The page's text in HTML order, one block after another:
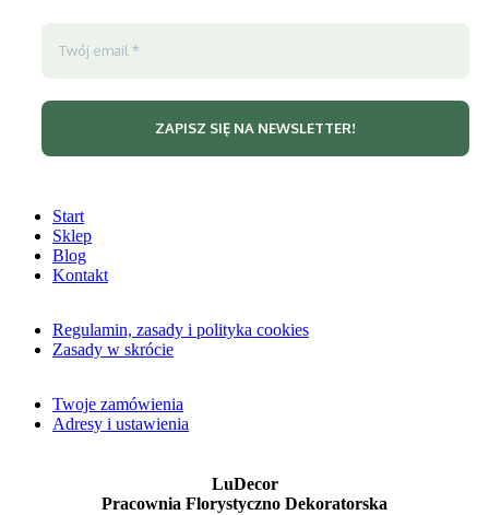
Start
Sklep
Blog
Kontakt
Regulamin, zasady i polityka cookies
Zasady w skrócie
Twoje zamówienia
Adresy i ustawienia
LuDecor
Pracownia Florystyczno Dekoratorska